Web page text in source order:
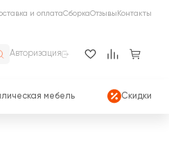
и оплатаСборкаОтзывы Контакты
Авторизация
мебель Скидки